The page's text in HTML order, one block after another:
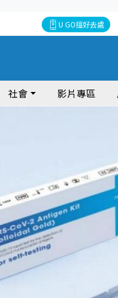
U GO搵好去處
社會 影片專區